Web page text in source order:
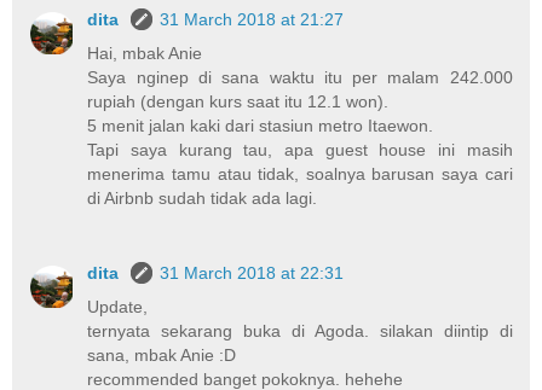
dita
31 March 2018 at 21:27
Hai, mbak Anie
Saya nginep di sana waktu itu per malam 242.000
rupiah (dengan kurs saat itu 12.1 won).
5 menit jalan kaki dari stasiun metro Itaewon.
Tapi saya kurang tau, apa guest house ini masih
menerima tamu atau tidak, soalnya barusan saya cari
di Airbnb sudah tidak ada lagi.
dita
31 March 2018 at 22:31
Update,
ternyata sekarang buka di Agoda. silakan diintip di
sana, mbak Anie :D
recommended banget pokoknya. hehehe